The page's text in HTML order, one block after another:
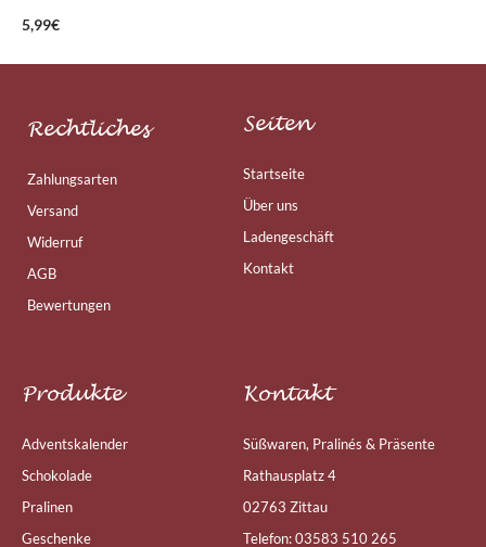
5,99€
Rechtliches
Zahlungsarten
Versand
Widerruf
AGB
Bewertungen
Seiten
Startseite
Über uns
Ladengeschäft
Kontakt
Produkte
Adventskalender
Schokolade
Pralinen
Geschenke
Kontakt
Süßwaren, Pralinés & Präsente
Rathausplatz 4
02763 Zittau
Telefon: 03583 510 265